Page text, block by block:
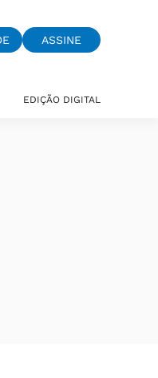
ASSINE
EDIÇÃO DIGITAL